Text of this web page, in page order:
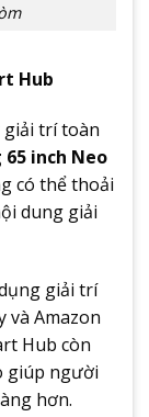
Hub
giải trí toàn
inch Neo
có thể thoải
dung giải
giải trí
và Amazon
Hub còn
giúp người
hơn.